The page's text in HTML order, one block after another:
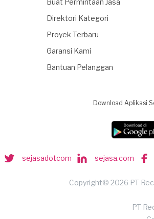
Buat Permintaan Jasa
Direktori Kategori
Proyek Terbaru
Garansi Kami
Bantuan Pelanggan
Download Aplikasi
sejasadotcom sejasa.com
Copyright© 2026 PT
PT